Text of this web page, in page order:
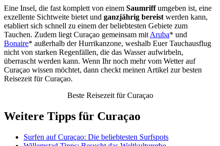
Eine Insel, die fast komplett von einem Saumriffumgeben ist, eine
exzellente Sichtweite bietet und ganzjährig bereist werden kann,
etabliert sich schnell zu einem der beliebtesten Gebiete zum
Tauchen. Zudem liegt Curaçao gemeinsam mit Aruba* und
Bonaire* außerhalb der Hurrikanzone, weshalb Euer Tauchausflug
nicht von starken Regenfällen, die das Wasser aufwirbeln,
überrascht werden kann. Wenn Ihr noch mehr vom Wetter auf
Curaçao wissen möchtet, dann checkt meinen Artikel zur besten
Reisezeit für Curaçao.
Beste Reisezeit für Curaçao
Weitere Tipps für Curaçao
Surfen auf Curaçao: Die beliebtesten Surfspots